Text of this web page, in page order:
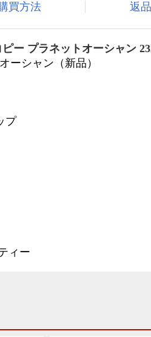
買方法 返
ピー プラネットオーシャン
ーシャン（新品）
プ
ィー